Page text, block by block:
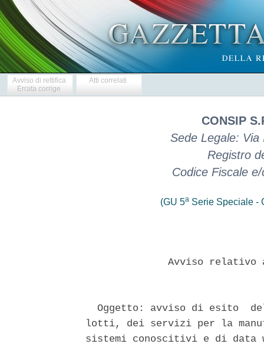
Avviso di rettifica
Errata corrige
Atti correlati
CONSIP
Sede Legale:
Registro
Codice Fiscale
(GU 5a Serie Speciale -
Avviso
Oggetto: avviso di esito
lotti, dei servizi per la
sistemi conoscitivi e di data